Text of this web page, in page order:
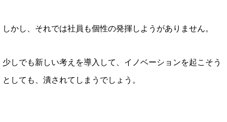
しかし、それでは社員も個性の発揮しようがありません。
少しでも新しい考えを導入して、イノベーションを起こそう
としても、潰されてしまうでしょう。